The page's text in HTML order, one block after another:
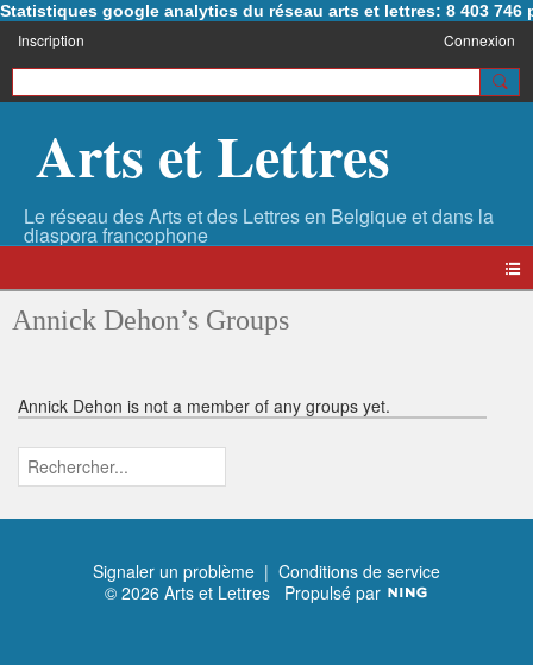
Statistiques google analytics du réseau arts et lettres: 8 403 746
Inscription Connexion
Arts et Lettres
Annick Dehon’s Groups
Annick Dehon is not a member of any groups yet.
Signaler un problème | Conditions de service
© 2026 Arts et Lettres Propulsé par